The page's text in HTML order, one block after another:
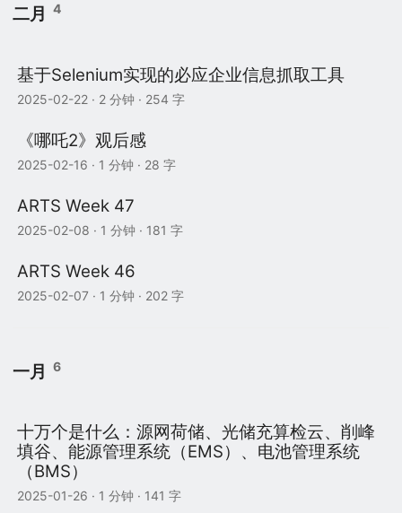
二月 4
基于Selenium实现的必应企业信息抓取工具
2025-02-22 · 2 分钟 · 254 字
《哪吒2》观后感
2025-02-16 · 1 分钟 · 28 字
ARTS Week 47
2025-02-08 · 1 分钟 · 181 字
ARTS Week 46
2025-02-07 · 1 分钟 · 202 字
一月 6
十万个是什么：源网荷储、光储充算检云、削峰
填谷、能源管理系统（EMS）、电池管理系统
（BMS）
2025-01-26 · 1 分钟 · 141 字